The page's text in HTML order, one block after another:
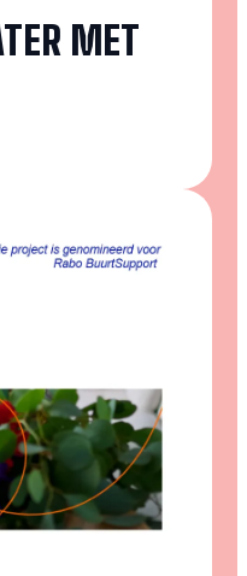
MET